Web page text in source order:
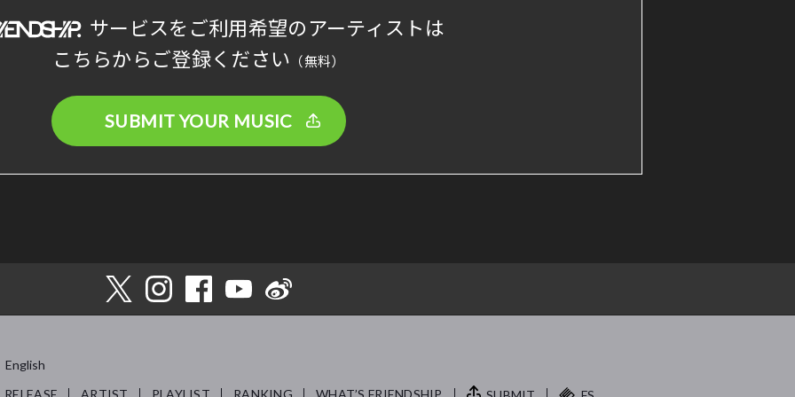
サービスをご利用希望のアーティストは
こちらからご登録ください （無料）
SUBMIT YOUR MUSIC
English
RELEASE ARTIST PLAYLIST RANKING WHAT’S FRIENDSHIP.